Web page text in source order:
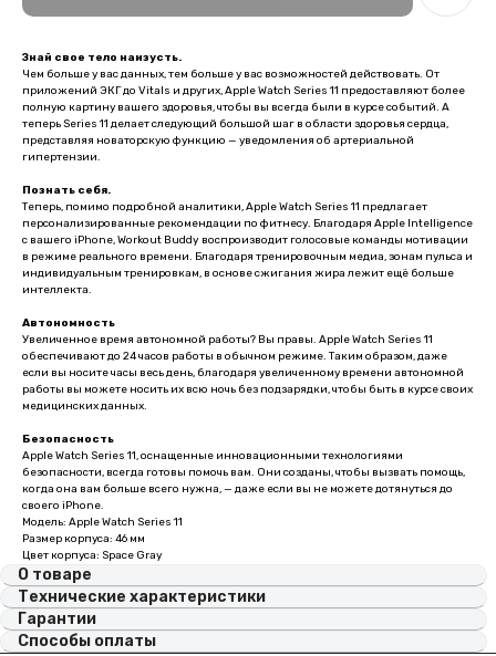
Знай свое тело наизусть.
Чем больше у вас данных, тем больше у вас возможностей действовать. От
приложений ЭКГ до Vitals и других, Apple Watch Series 11 предоставляют более
полную картину вашего здоровья, чтобы вы всегда были в курсе событий. А
теперь Series 11 делает следующий большой шаг в области здоровья сердца,
представляя новаторскую функцию — уведомления об артериальной
гипертензии.
Познать себя.
Теперь, помимо подробной аналитики, Apple Watch Series 11 предлагает
персонализированные рекомендации по фитнесу. Благодаря Apple Intelligence
с вашего iPhone, Workout Buddy воспроизводит голосовые команды мотивации
в режиме реального времени. Благодаря тренировочным медиа, зонам пульса и
индивидуальным тренировкам, в основе сжигания жира лежит ещё больше
интеллекта.
Автономность
Увеличенное время автономной работы? Вы правы. Apple Watch Series 11
обеспечивают до 24 часов работы в обычном режиме. Таким образом, даже
если вы носите часы весь день, благодаря увеличенному времени автономной
работы вы можете носить их всю ночь без подзарядки, чтобы быть в курсе своих
медицинских данных.
Безопасность
Apple Watch Series 11, оснащенные инновационными технологиями
безопасности, всегда готовы помочь вам. Они созданы, чтобы вызвать помощь,
когда она вам больше всего нужна, — даже если вы не можете дотянуться до
своего iPhone.
Модель: Apple Watch Series 11
Размер корпуса: 46 мм
Цвет корпуса: Space Gray
О товаре
Технические характеристики
Гарантии
Способы оплаты